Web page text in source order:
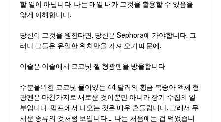
할 일이 아닙니다. 나는 매일 내가 그것을 활용할 수 있음을
얇게 이해합니다.
당신이 그것을 원한다면, 당신은 Sephora에 가야합니다. 그
러나 그들은 유일한 위치만을 가져 오기 때문에.
이슬은 이슬에서 코코넛 젤 형광펜을 방울합니다
수분을위한 코코넛 물이있는 44 달러의 황금 복숭아 액체 형
광펜은 마찬가지로 새로운 것이뿐만 아니라 장기 수집의 일
부입니다. 펌프에서 나오는 것은 매우 흔들립니다. 그래서 무
서운 종류의 것처럼 보입니다 … 나는 처음에는 겁 먹었습니